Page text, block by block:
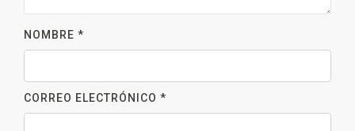
NOMBRE *
CORREO ELECTRÓNICO *